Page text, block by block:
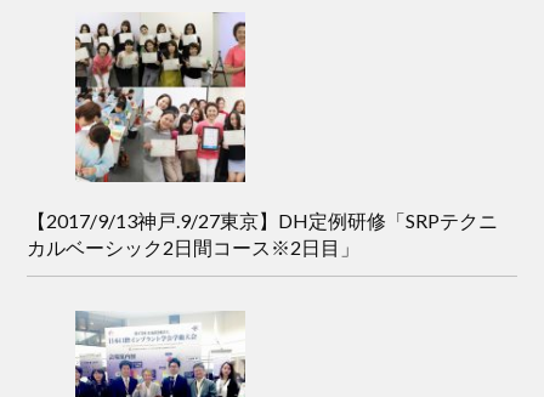
【2017/9/13神戸.9/27東京】DH定例研修「SRPテクニ
カルベーシック2日間コース※2日目」